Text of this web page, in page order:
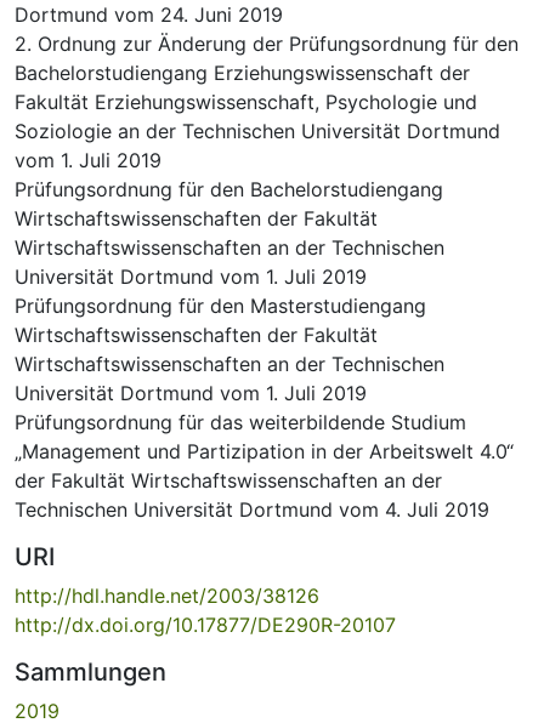
Dortmund vom 24. Juni 2019
2. Ordnung zur Änderung der Prüfungsordnung für den
Bachelorstudiengang Erziehungswissenschaft der
Fakultät Erziehungswissenschaft, Psychologie und
Soziologie an der Technischen Universität Dortmund
vom 1. Juli 2019
Prüfungsordnung für den Bachelorstudiengang
Wirtschaftswissenschaften der Fakultät
Wirtschaftswissenschaften an der Technischen
Universität Dortmund vom 1. Juli 2019
Prüfungsordnung für den Masterstudiengang
Wirtschaftswissenschaften der Fakultät
Wirtschaftswissenschaften an der Technischen
Universität Dortmund vom 1. Juli 2019
Prüfungsordnung für das weiterbildende Studium
„Management und Partizipation in der Arbeitswelt 4.0“
der Fakultät Wirtschaftswissenschaften an der
Technischen Universität Dortmund vom 4. Juli 2019
URI
http://hdl.handle.net/2003/38126
http://dx.doi.org/10.17877/DE290R-20107
Sammlungen
2019